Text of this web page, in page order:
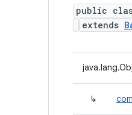
public
extends
↳